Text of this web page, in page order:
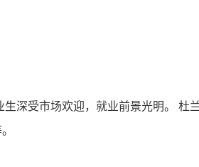
深受市场欢迎，就业前景光明。 杜